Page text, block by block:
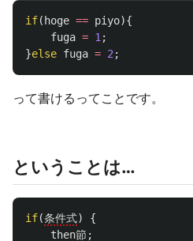
if( hoge == piyo){
fuga = 1 ;
}else fuga = 2 ;
って書けるってことです。
ということは…
if(条件式)
{
then節 ;